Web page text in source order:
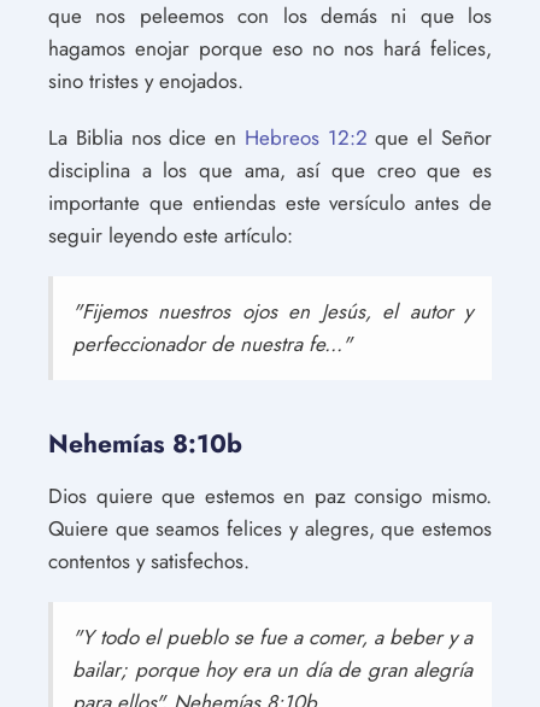
que nos peleemos con los demás ni que los
hagamos enojar porque eso no nos hará felices,
sino tristes y enojados.
La Biblia nos dice en Hebreos 12:2 que el Señor
disciplina a los que ama, así que creo que es
importante que entiendas este versículo antes de
seguir leyendo este artículo:
"Fijemos nuestros ojos en Jesús, el autor y
perfeccionador de nuestra fe..."
Nehemías 8:10b
Dios quiere que estemos en paz consigo mismo.
Quiere que seamos felices y alegres, que estemos
contentos y satisfechos.
"Y todo el pueblo se fue a comer, a beber y a
bailar; porque hoy era un día de gran alegría